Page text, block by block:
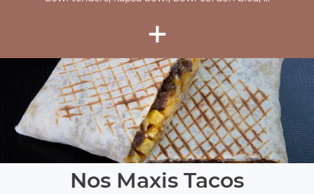
+
Nos Maxis Tacos